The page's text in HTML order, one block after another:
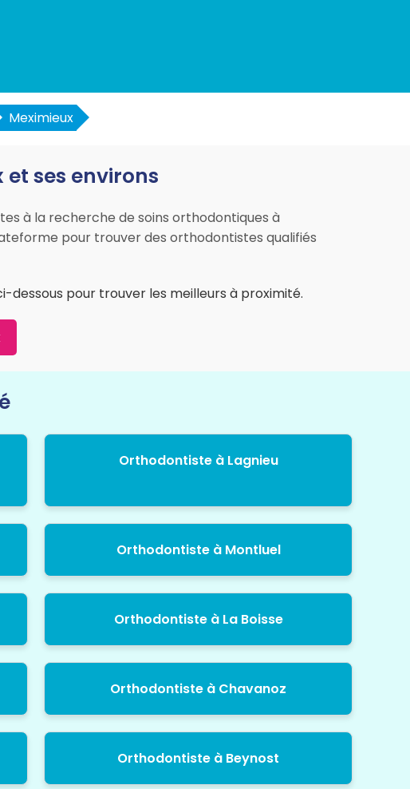
Meximieux
ses environs
à la recherche de soins orthodontiques à
pour trouver des orthodontistes qualifiés
dessous pour trouver les meilleurs à proximité.
Orthodontiste à Lagnieu
Orthodontiste à Montluel
Orthodontiste à La Boisse
Orthodontiste à Chavanoz
Orthodontiste à Beynost